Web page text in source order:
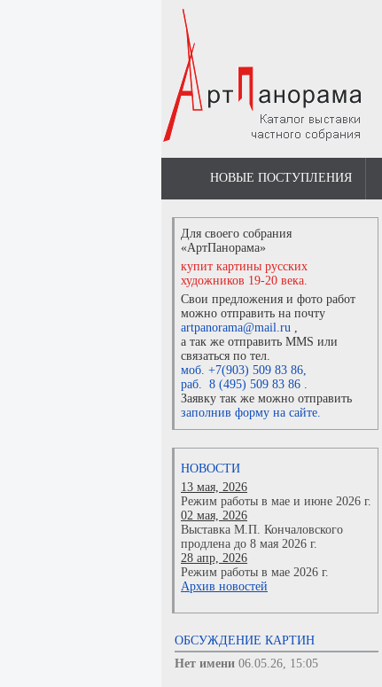
НОВЫЕ ПОСТУПЛЕНИЯ
Для своего собрания
«АртПанорама»
купит картины русских
художников 19-20 века.
Свои предложения и фото работ
можно отправить на почту
artpanorama@mail.ru ,
а так же отправить MMS или
связаться по тел.
моб. +7(903) 509 83 86,
раб. 8 (495) 509 83 86 .
Заявку так же можно отправить
заполнив форму на сайте.
НОВОСТИ
13 мая, 2026
Режим работы в мае и июне 2026 г.
02 мая, 2026
Выставка М.П. Кончаловского
продлена до 8 мая 2026 г.
28 апр, 2026
Режим работы в мае 2026 г.
Архив новостей
ОБСУЖДЕНИЕ КАРТИН
Нет имени 06.05.26, 15:05